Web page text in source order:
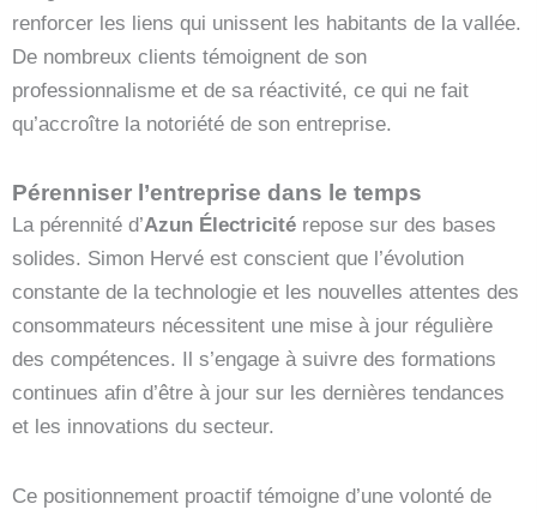
renforcer les liens qui unissent les habitants de la vallée.
De nombreux clients témoignent de son
professionnalisme et de sa réactivité, ce qui ne fait
qu’accroître la notoriété de son entreprise.
Pérenniser l’entreprise dans le temps
La pérennité d’Azun Électricité repose sur des bases
solides. Simon Hervé est conscient que l’évolution
constante de la technologie et les nouvelles attentes des
consommateurs nécessitent une mise à jour régulière
des compétences. Il s’engage à suivre des formations
continues afin d’être à jour sur les dernières tendances
et les innovations du secteur.
Ce positionnement proactif témoigne d’une volonté de